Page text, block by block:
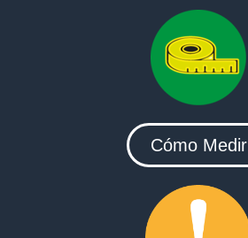
Cómo Medir